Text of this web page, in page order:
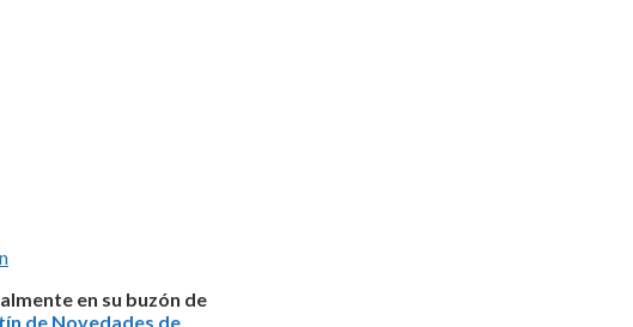
en su buzón de
de Novedades de